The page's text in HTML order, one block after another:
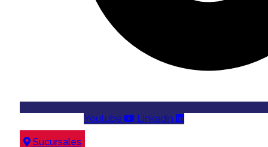
Youtube Linkedin
Sucursales